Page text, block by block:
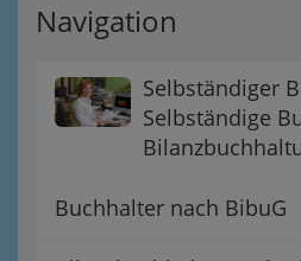
Navigation
Selbständiger
Selbständige
Buchhalter nach BibuG